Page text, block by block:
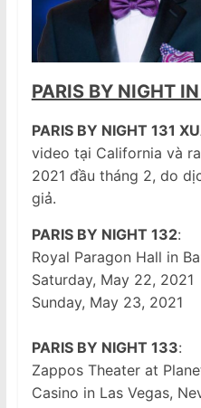
PARIS BY NIGHT
PARIS BY NIGHT 131
video tại California và
2021 đầu tháng 2, do
giả.
PARIS BY NIGHT 132:
Royal Paragon Hall in
Saturday, May 22, 2021
Sunday, May 23, 2021
PARIS BY NIGHT 133:
Zappos Theater at
Casino in Las Vegas,